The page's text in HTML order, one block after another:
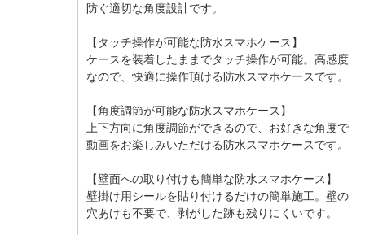
防ぐ適切な角度設計です。
【タッチ操作が可能な防水スマホケース】
ケースを装着したままでタッチ操作が可能。高感度
なので、快適に操作頂ける防水スマホケースです。
【角度調節が可能な防水スマホケース】
上下方向に角度調節ができるので、お好きな角度で
動画をお楽しみいただける防水スマホケースです。
【壁面への取り付けも簡単な防水スマホケース】
壁掛け用シールを貼り付けるだけの簡単施工。壁の
穴あけも不要で、剥がした跡も残りにくいです。